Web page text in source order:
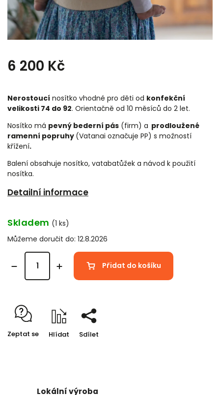
6 200 Kč
Nerostoucí nosítko vhodné pro děti od konfekční
velikosti 74 do 92. Orientačně od 10 měsíců do 2 let.
Nosítko má pevný bederní pás (firm) a prodloužené
ramenní popruhy (Vatanai označuje PP) s možností
křížení.
Balení obsahuje nosítko, vatabatůžek a návod k použití
nosítka.
Detailní informace
Skladem (1 ks)
Můžeme doručit do: 12.8.2026
Přidat do košíku
Zeptat se Hlídat Sdílet
Lokální výroba